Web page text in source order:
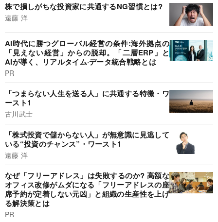
株で損しがちな投資家に共通するNG習慣とは?
遠藤 洋
AI時代に勝つグローバル経営の条件:海外拠点の
「見えない経営」からの脱却。「二層ERP」と
AIが導く、リアルタイム·データ統合戦略とは
PR
「つまらない人生を送る人」に共通する特徴・ワ
ースト1
古川武士
「株式投資で儲からない人」が無意識に見逃して
いる“投資のチャンス”・ワースト1
遠藤 洋
なぜ「フリーアドレス」は失敗するのか? 高額な
オフィス改修がムダになる「フリーアドレスの座
席予約が定着しない元凶」と組織の生産性を上げ
る解決策とは
PR